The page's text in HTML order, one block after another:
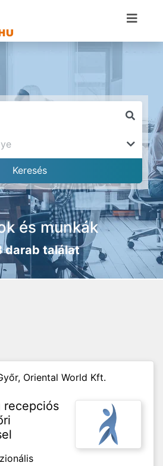
és munkák
darab találat
Oriental World Kft.
recepciós